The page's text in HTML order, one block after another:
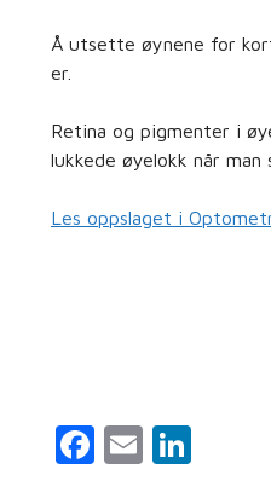
Å utsette øynene for
er.
Retina og pigmenter i
lukkede øyelokk når man
Les oppslaget i
F
E